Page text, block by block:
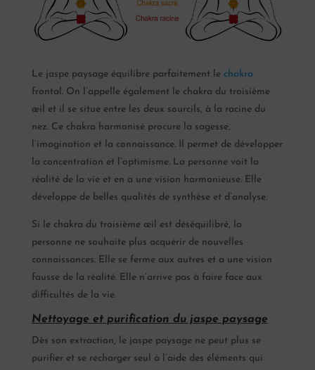
Le jaspe paysage équilibre parfaitement le chakra
frontal. On l’appelle également le chakra du troisième
œil et il se situe entre les deux sourcils, à la racine du
nez. Ce chakra harmonisé procure la sagesse,
l’imagination et la connaissance. Il permet de développer
la concentration et l’optimisme. La personne voit la
réalité de la vie et en a une vision harmonieuse. Elle
développe de belles qualités de synthèse et d’analyse.
Si le chakra du troisième œil est déséquilibré, la
personne ne souhaite plus acquérir de nouvelles
connaissances. Elle se ferme aux autres et a une vision
fausse de la réalité. Elle n’arrive pas à faire face aux
difficultés de la vie.
Nettoyage et purification du jaspe paysage
Dès son extraction, le jaspe paysage ne peut plus se
purifier et se recharger seul à l’aide des éléments qui